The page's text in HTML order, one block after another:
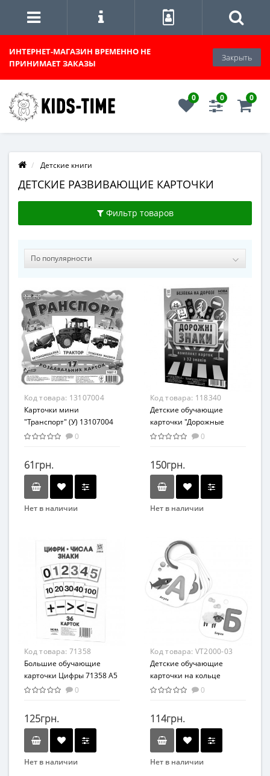
ИНТЕРНЕТ-МАГАЗИН ВРЕМЕННО НЕ
ПРИНИМАЕТ ЗАКАЗЫ
Закрыть
0 0 0
Детские книги
ДЕТСКИЕ РАЗВИВАЮЩИЕ КАРТОЧКИ
Фильтр товаров
Код товара: 13107004
Карточки мини
"Транспорт" (У) 13107004
0
61грн.
Нет в наличии
Развивающие
Возраст
От 3-х лет
Возрастная группа
От 3 лет
Материал
Картон
Код товара: 118340
Детские обучающие
карточки "Дорожные
знаки" 118340 А5, 200х150
0
150грн.
Нет в наличии
Развивающие
Возраст
От 6-ти лет
Возрастная группа
Картон
Код товара: 71358
Большие обучающие
карточки Цифры 71358 А5
200х150 мм
0
125грн.
Нет в наличии
Код товара: VT2000-03
Детские обучающие
карточки на кольце
"Азбука" VT2000-03
0
114грн.
Нет в наличии